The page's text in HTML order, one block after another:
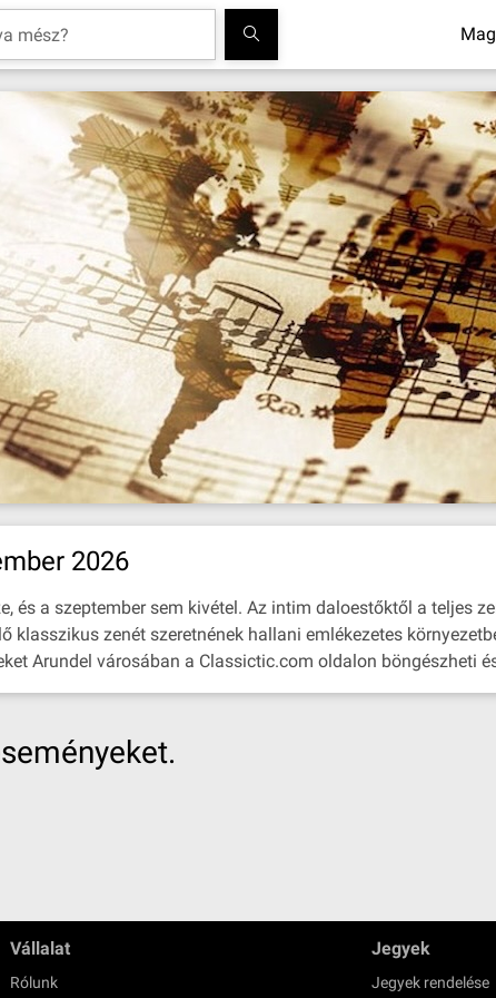
2026
és a szeptember sem kivétel. Az intim daloestőktől a teljes
zenét szeretnének hallani emlékezetes
Arundel városában a Classictic.com oldalon böngészheti
Vállalat
Rólunk
Jegyek
Jegyek rendelése